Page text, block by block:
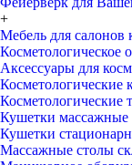
+
Мебель для салонов
Косметологическое
Аксессуары для
Косметологические
Косметологические
Кушетки массажные
Кушетки
Массажные столы